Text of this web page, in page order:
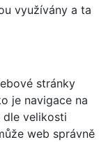
využívány a ta
stránky
je navigace na
dle velikosti
web správně